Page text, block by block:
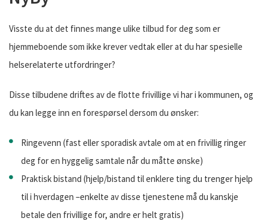
Visste du at det finnes mange ulike tilbud for deg som er
hjemmeboende som ikke krever vedtak eller at du har spesielle
helserelaterte utfordringer?
Disse tilbudene driftes av de flotte frivillige vi har i kommunen, og
du kan legge inn en forespørsel dersom du ønsker:
Ringevenn (fast eller sporadisk avtale om at en frivillig ringer
deg for en hyggelig samtale når du måtte ønske)
Praktisk bistand (hjelp/bistand til enklere ting du trenger hjelp
til i hverdagen –enkelte av disse tjenestene må du kanskje
betale den frivillige for, andre er helt gratis)